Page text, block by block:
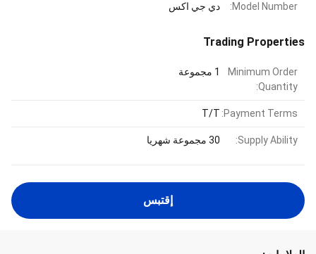
Model Number: دي جي اكس
Trading Properties
Minimum Order
Quantity:
1 مجموعة
Payment Terms:
T/T
Supply Ability: 30 مجموعة شهريا
إقتبس